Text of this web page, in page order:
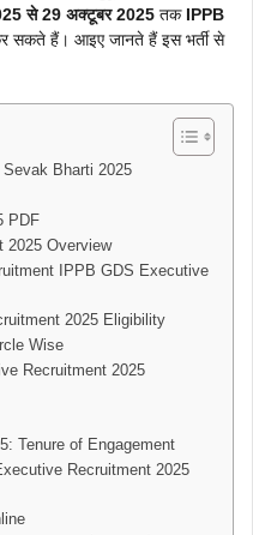
से 29 अक्टूबर 2025 तक IPPB
सकते हैं। आइए जानते हैं इस भर्ती से
Bharti 2025
PDF
2025 Overview
IPPB GDS Executive
2025 Eligibility
Wise
Recruitment 2025
Tenure of Engagement
Recruitment 2025